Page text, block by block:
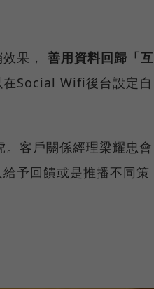
果， 善用資料回歸「互
在Social Wifi後台設定自
客戶關係經理梁耀忠會
予回饋或是推播不同策